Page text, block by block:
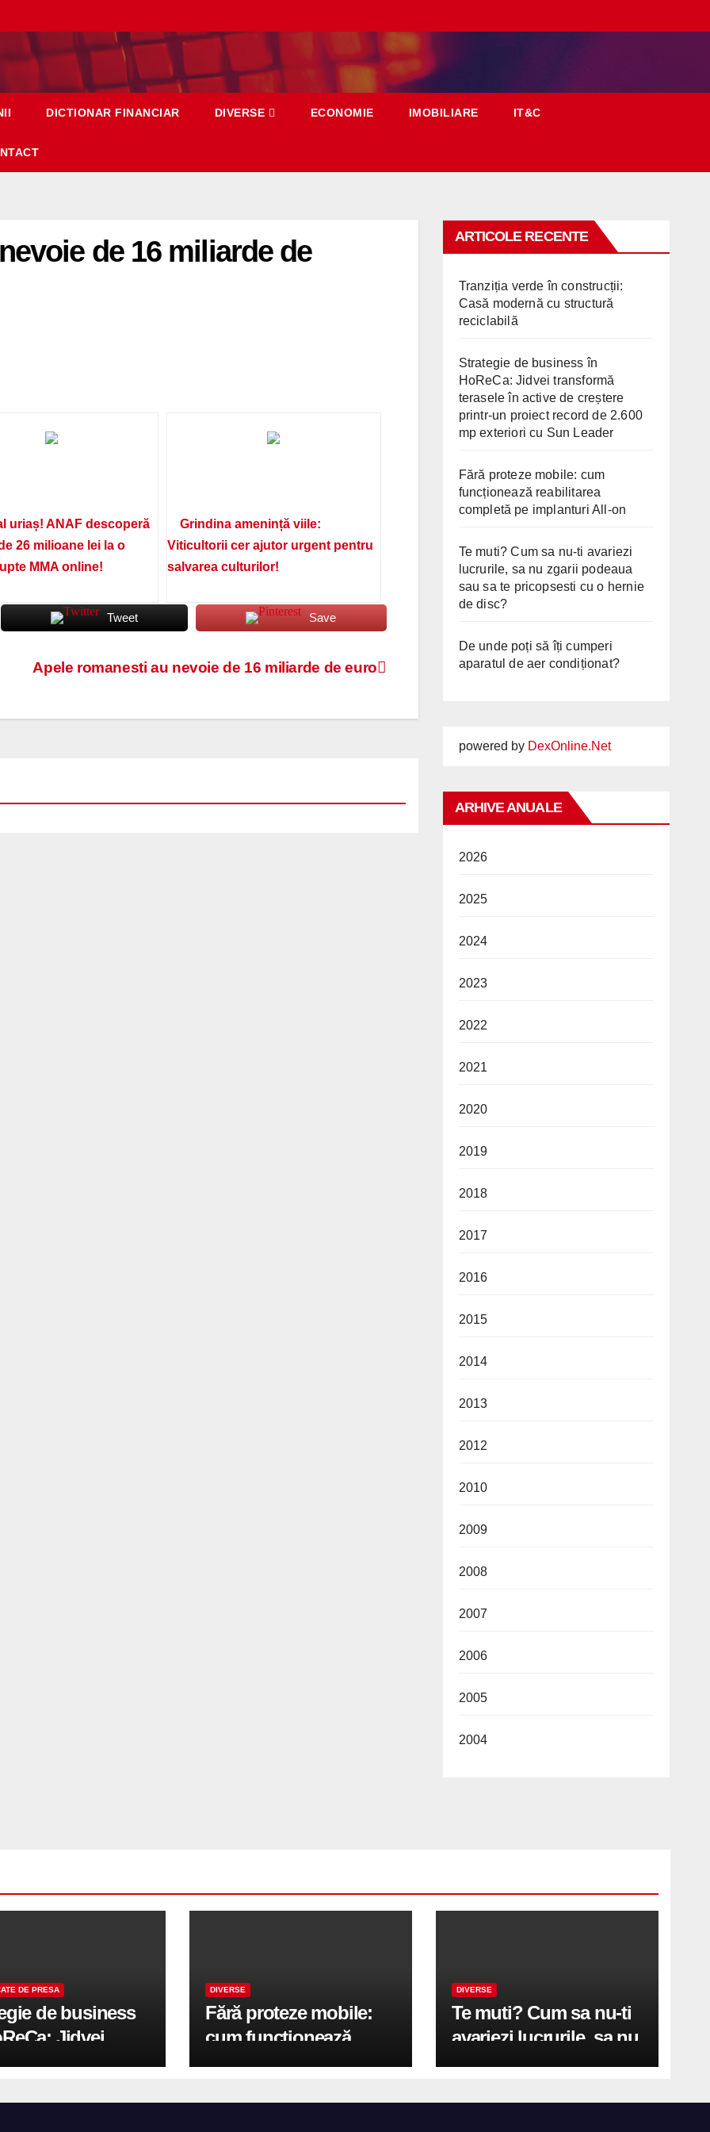
DICTIONAR FINANCIAR DIVERSE ECONOMIE IMOBILIARE IT&C
de 16 miliarde de
uriaș! ANAF descoperă
26 milioane lei la o
MMA online!
Grindina amenință viile:
Viticultorii cer ajutor urgent pentru
salvarea culturilor!
Tweet Save
Apele romanesti au nevoie de 16 miliarde de euro
ARTICOLE RECENTE
Tranziția verde în construcții:
Casă modernă cu structură
reciclabilă
Strategie de business în
HoReCa: Jidvei transformă
terasele în active de creștere
printr-un proiect record de 2.600
mp exteriori cu Sun Leader
Fără proteze mobile: cum
funcționează reabilitarea
completă pe implanturi All-on
Te muti? Cum sa nu-ti avariezi
lucrurile, sa nu zgarii podeaua
sau sa te pricopsesti cu o hernie
de disc?
De unde poți să îți cumperi
aparatul de aer condiționat?
powered by DexOnline.Net
ARHIVE ANUALE
2026
2025
2024
2023
2022
2021
2020
2019
2018
2017
2016
2015
2014
2013
2012
2010
2009
2008
2007
2006
2005
2004
DE PRESA
de business
Jidvei
terasele în
DIVERSE
Fără proteze mobile:
cum funcționează
reabilitarea completă
DIVERSE
Te muti? Cum sa nu-ti
avariezi lucrurile, sa nu
zgarii podeaua sau sa